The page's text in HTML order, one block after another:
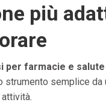
più
per farmacie e
strumento semplice